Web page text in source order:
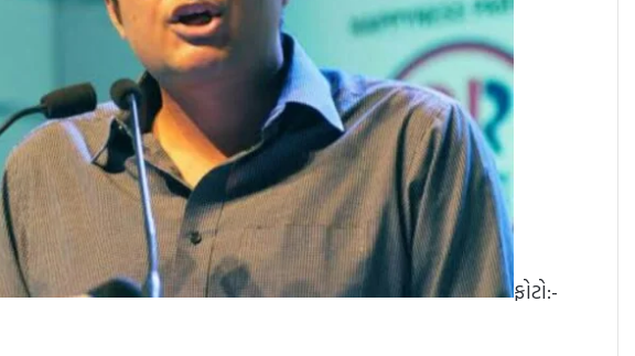
ફોટો:-